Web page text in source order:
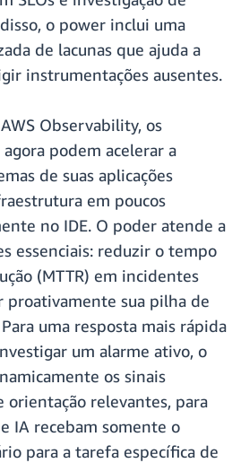
o power inclui uma
de lacunas que ajuda a
instrumentações ausentes.
Observability, os
podem acelerar a
de suas aplicações
em poucos
no IDE. O poder atende a
essenciais: reduzir o tempo
(MTTR) em incidentes
proativamente sua pilha de
uma resposta mais rápida
um alarme ativo, o
os sinais
orientação relevantes, para
IA recebam somente o
para a tarefa específica de